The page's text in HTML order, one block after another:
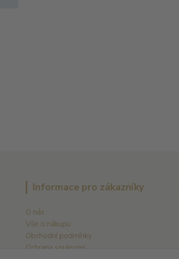
Informace pro zákazníky
O nás
Vše o nákupu
Obchodní podmínky
Ochrana soukromí